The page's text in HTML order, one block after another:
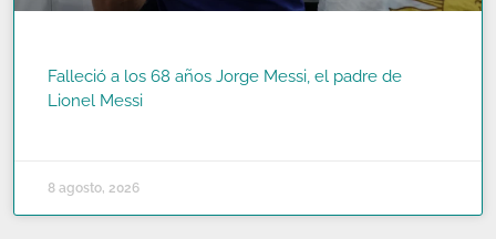
Falleció a los 68 años Jorge Messi, el padre de
Lionel Messi
8 agosto, 2026